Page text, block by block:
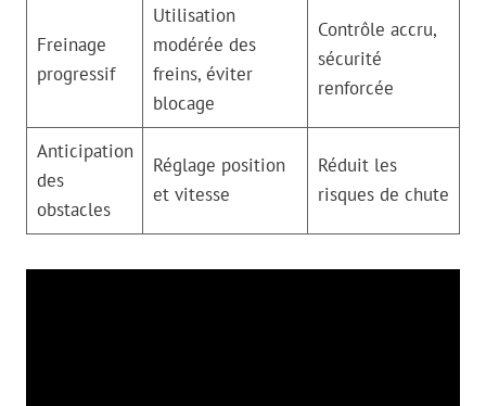
Freinage
progressif
Utilisation
modérée des
freins, éviter
blocage
Contrôle accru,
sécurité
renforcée
Anticipation
des
obstacles
Réglage position
et vitesse
Réduit les
risques de chute